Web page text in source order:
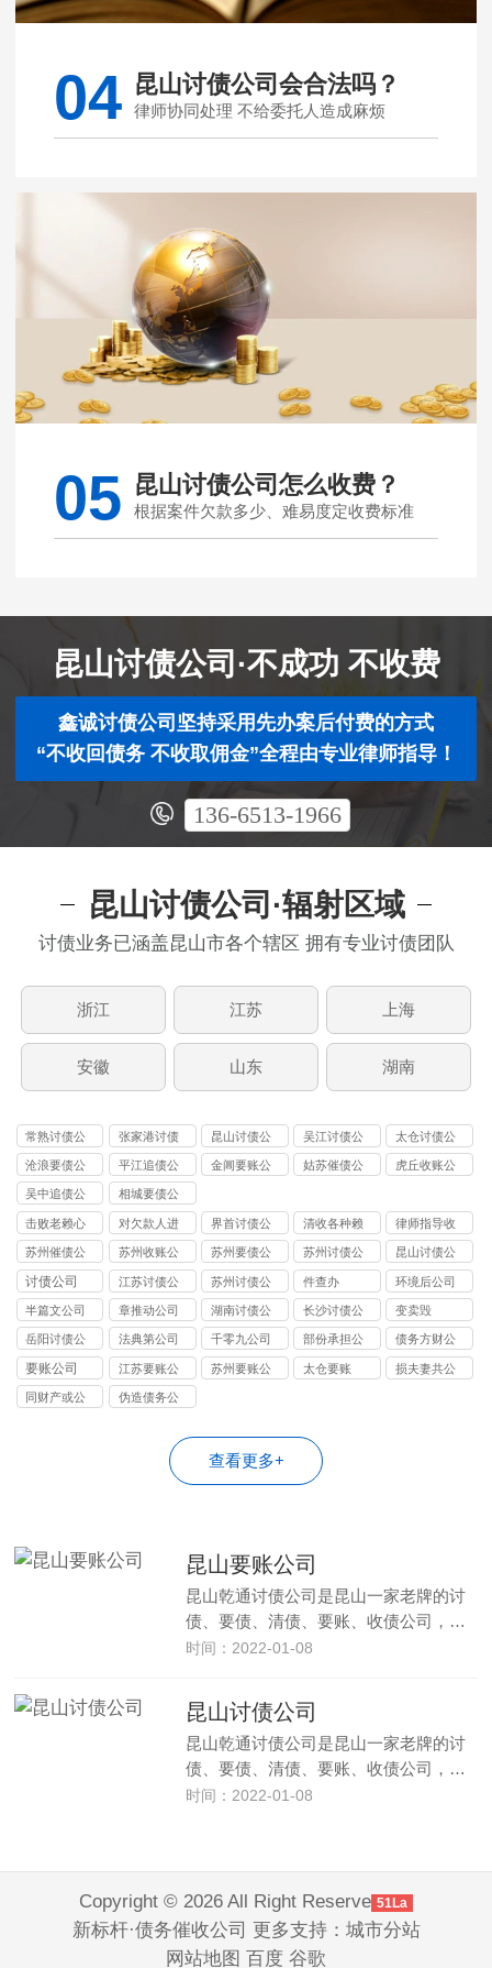
04 昆山讨债公司会合法吗？
律师协同处理 不给委托人造成麻烦
05 昆山讨债公司怎么收费？
根据案件欠款多少、难易度定收费标准
昆山讨债公司·不成功 不收费
鑫诚讨债公司坚持采用先办案后付费的方式
“不收回债务 不收取佣金”全程由专业律师指导！
136-6513-1966
昆山讨债公司·辐射区域
讨债业务已涵盖昆山市各个辖区 拥有专业讨债团队
浙江 江苏 上海
安徽 山东 湖南
常熟讨债公
司
张家港讨债
公司
昆山讨债公
司
吴江讨债公
司
太仓讨债公
司
沧浪要债公
司
平江追债公
司
金阊要账公
姑苏催债公
虎丘收账公
吴中追债公
司
相城要债公
司
击败老赖心
理防线
对欠款人进
行过催讨
界首讨债公
司
清收各种赖
债
律师指导收
账
苏州催债公
司
苏州收账公
司
苏州要债公
司
苏州讨债公
司
昆山讨债公
司
讨债公司
江苏讨债公
司
苏州讨债公
司
件查办 环境后公司
半篇文公司 章推动公司
湖南讨债公
司
长沙讨债公
司
变卖毁
岳阳讨债公
司
法典第公司 千零九公司
部份承担公
司
债务方财公
司
要账公司
江苏要账公
司
苏州要账公
太仓要账
损夫妻共公
同财产或公
伪造债务公
查看更多+
昆山要账公司
昆山乾通讨债公司是昆山一家老牌的讨
债、要债、清债、要账、收债公司，…
时间：2022-01-08
昆山讨债公司
昆山乾通讨债公司是昆山一家老牌的讨
债、要债、清债、要账、收债公司，…
时间：2022-01-08
Copyright © 2026 All Right Reserve 51La
新标杆·债务催收公司 更多支持： 城市分站
网站地图 百度 谷歌